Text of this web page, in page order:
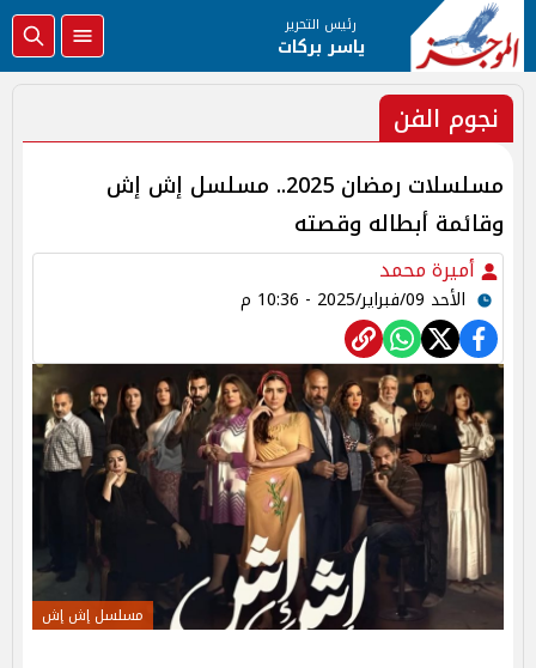
رئيس التحرير
ياسر بركات
نجوم الفن
مسلسلات رمضان 2025.. مسلسل إش إش
وقائمة أبطاله وقصته
أميرة محمد
الأحد 09/فبراير/2025 - 10:36 م
مسلسل إش إش